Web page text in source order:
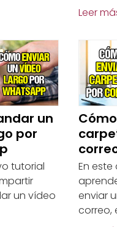
Leer
un
por
tutorial
un vídeo
En
enviar
correo,